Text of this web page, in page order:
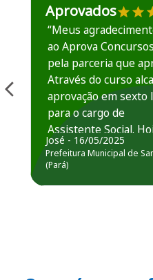
Aprovados
“Meus
ao Aprova Concursos
pela parceria que
Através do curso
aprovação em sexto
para o cargo de
Assistente Social.
estou atuando na
Prefeitura de
José - 16/05/2025
Prefeitura Municipal de
(Pará)